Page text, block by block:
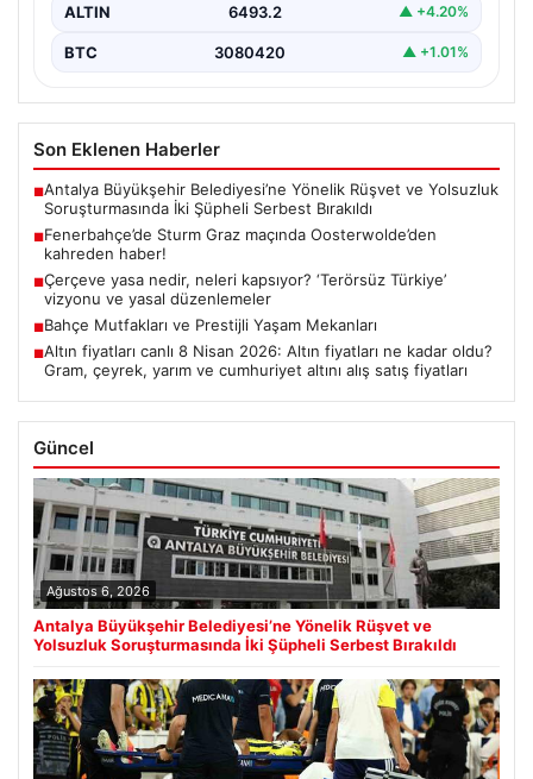
ALTIN 6493.2 ▲ +4.20%
BTC 3080420 ▲ +1.01%
Son Eklenen Haberler
■Antalya Büyükşehir Belediyesi’ne Yönelik Rüşvet ve Yolsuzluk
Soruşturmasında İki Şüpheli Serbest Bırakıldı
■Fenerbahçe’de Sturm Graz maçında Oosterwolde’den
kahreden haber!
■Çerçeve yasa nedir, neleri kapsıyor? ‘Terörsüz Türkiye’
vizyonu ve yasal düzenlemeler
■Bahçe Mutfakları ve Prestijli Yaşam Mekanları
■Altın fiyatları canlı 8 Nisan 2026: Altın fiyatları ne kadar oldu?
Gram, çeyrek, yarım ve cumhuriyet altını alış satış fiyatları
Güncel
Ağustos 6, 2026
Antalya Büyükşehir Belediyesi’ne Yönelik Rüşvet ve
Yolsuzluk Soruşturmasında İki Şüpheli Serbest Bırakıldı